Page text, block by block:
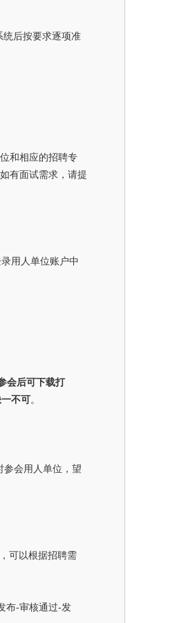
统后按要求逐项准
和相应的招聘专
有面试需求，请提
用人单位账户中
会后可下载打
不可。
参会用人单位，望
可以根据招聘需
布-审核通过-发